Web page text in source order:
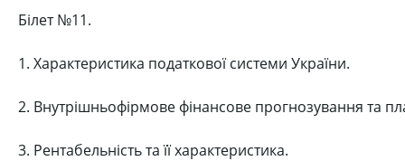
Білет №11.
1. Характеристика податкової системи України.
2. Внутрішньофірмове фінансове прогнозування та
3. Рентабельність та її характеристика.